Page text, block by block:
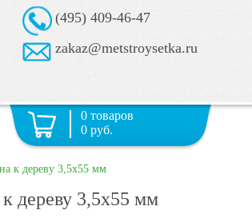
(495) 409-46-47
zakaz@metstroysetka.ru
0 товаров
0 руб.
к дереву 3,5х55 мм
дереву 3,5х55 мм